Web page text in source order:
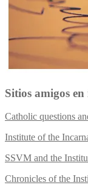
Sitios amigos en
Catholic questions
Institute of the
SSVM and the
Chronicles of the